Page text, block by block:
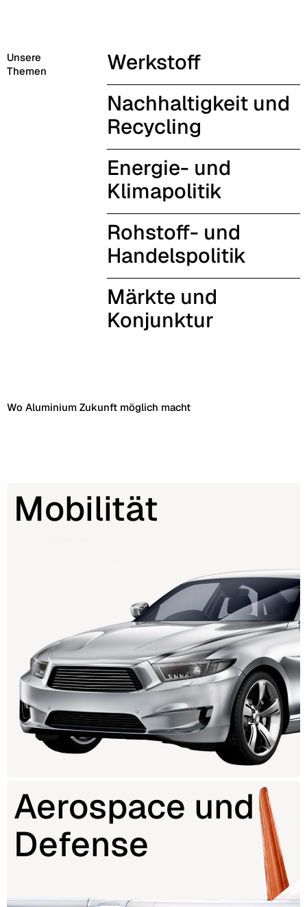
Unsere
Themen
Werkstoff
Nachhaltigkeit und
Recycling
Energie- und
Klimapolitik
Rohstoff- und
Handelspolitik
Märkte und
Konjunktur
Wo Aluminium Zukunft möglich macht
Mobilität
Aerospace und
Defense